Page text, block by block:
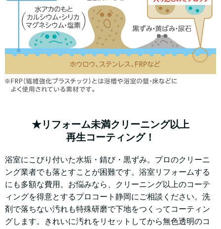
★リフォーム未満クリーニング以上
再生コーティング！
浴室にこびり付いた水垢・錆び・黒ずみ。プロのクリーニ
ング業者でも落とすことが困難です。浴室リフォームする
にも多額な費用。お悩みなら、クリーニング以上のコーテ
ィングを得意とするプロコート静岡にご相談ください。洗
剤で落ちない汚れも特殊研磨で下地をつくってコーティン
グします。きれいに汚れをリセットしてから無色透明のコ